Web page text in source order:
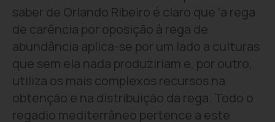
saber de Orlando Ribeiro é claro que ‘a rega
de carência por oposição à rega de
abundância aplica-se por um lado a culturas
que sem ela nada produziriam e, por outro,
utiliza os mais complexos recursos na
obtenção e na distribuição da rega. Todo o
regadio mediterrâneo pertence a este